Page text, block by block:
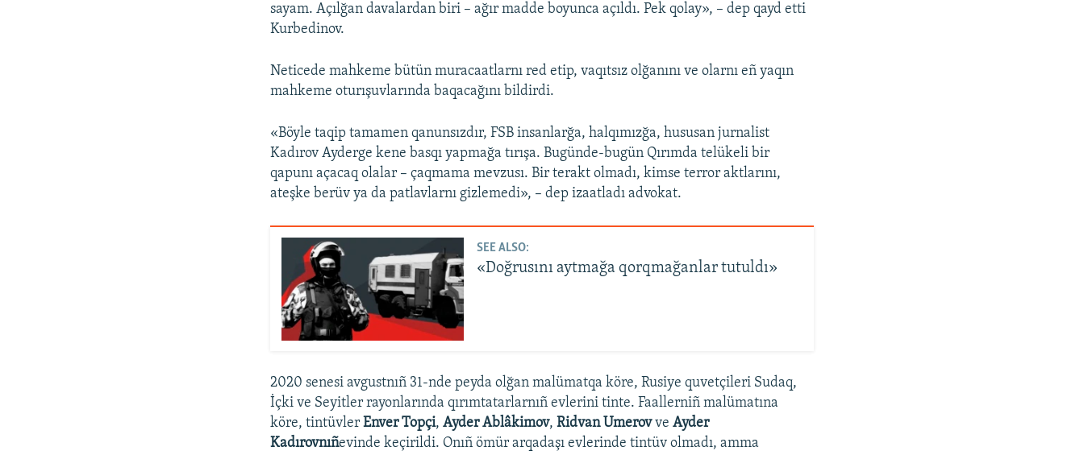
sayam. Açılğan davalardan biri – ağır madde boyunca açıldı. Pek qolay», – dep qayd etti
Kurbedinov.
Neticede mahkeme bütün muracaatlarnı red etip, vaqıtsız olğanını ve olarnı eñ yaqın
mahkeme oturışuvlarında baqacağını bildirdi.
«Böyle taqip tamamen qanunsızdır, FSB insanlarğa, halqımızğa, hususan jurnalist
Kadırov Ayderge kene basqı yapmağa tırışa. Bugünde-bugün Qırımda telükeli bir
qapunı açacaq olalar – çaqmama mevzusı. Bir terakt olmadı, kimse terror aktlarını,
ateşke berüv ya da patlavlarnı gizlemedi», – dep izaatladı advokat.
SEE ALSO:
«Doğrusını aytmağa qorqmağanlar tutuldı»
2020 senesi avgustnıñ 31-nde peyda olğan malümatqa köre, Rusiye quvetçileri Sudaq,
İçki ve Seyitler rayonlarında qırımtatarlarnıñ evlerini tinte. Faallerniñ malümatına
köre, tintüvlerEnver Topçi,Ayder Ablâkimov,Ridvan UmerovveAyder
Kadırovnıñevinde keçirildi. Onıñ ömür arqadaşı evlerinde tintüv olmadı, amma